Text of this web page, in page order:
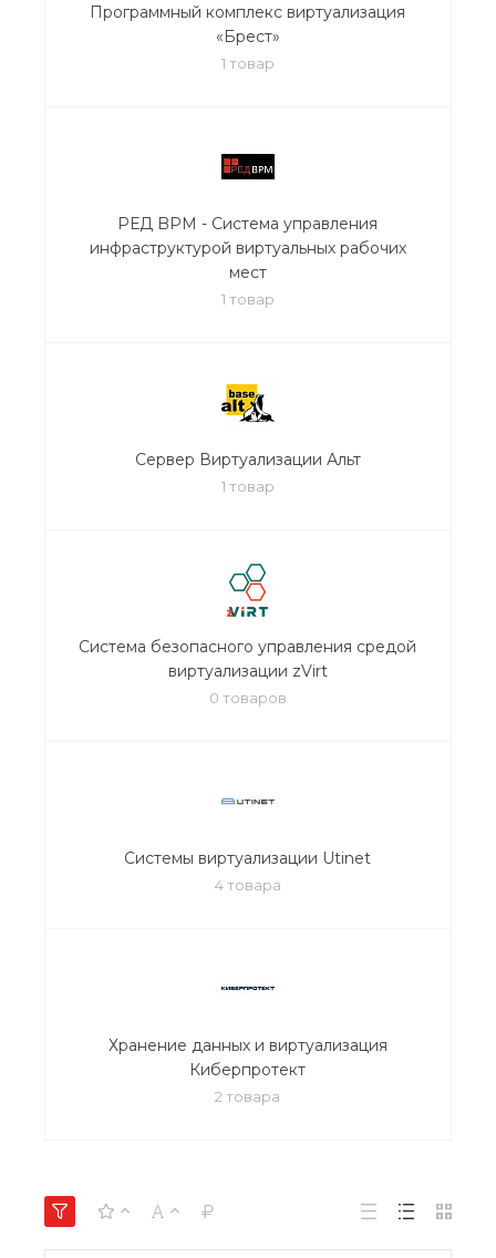
Программный комплекс виртуализация
«Брест»
1 товар
РЕД BPM - Система управления
инфраструктурой виртуальных рабочих
мест
1 товар
Сервер Виртуализации Альт
1 товар
Система безопасного управления средой
виртуализации zVirt
0 товаров
Системы виртуализации Utinet
4 товара
Хранение данных и виртуализация
Киберпротект
2 товара